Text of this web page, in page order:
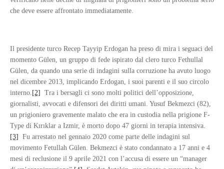
che deve essere affrontato immediatamente.
Il presidente turco Recep Tayyip Erdogan ha preso di mira i seguaci del
momento Gülen, un gruppo di fede ispirato dal clero turco Fethullal
Gülen, da quando una serie di indagini sulla corruzione ha avuto luogo
nel dicembre 2013, implicando Erdogan, i suoi parenti e il suo circolo
interno. [2] Tra i bersagli ci sono molti politici dell’opposizione,
giornalisti, avvocati e difensori dei diritti umani. Yusuf Bekmezci (82),
un prigioniero gravemente malato che era in custodia nella prigione F-
Type di Kırıklar a Izmir, è morto dopo 47 giorni in terapia intensiva.
[3] Fu arrestato nel gennaio 2020 come parte delle indagini sul
movimento Fetullah Gülen. Bekmezci è stato condannato a 17 anni e 4
mesi di reclusione il 9 aprile 2021 con l’accusa di essere un “manager